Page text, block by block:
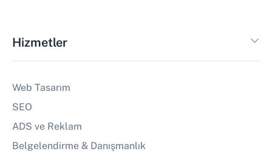
Hizmetler
Web Tasarım
SEO
ADS ve Reklam
Belgelendirme & Danışmanlık